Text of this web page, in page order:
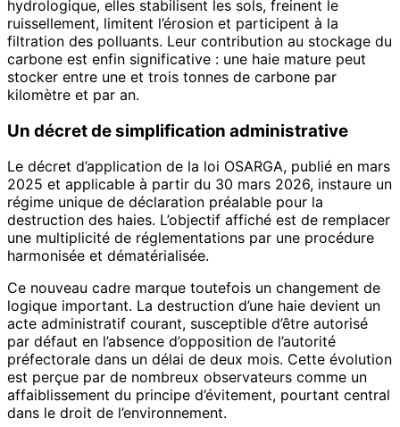
hydrologique, elles stabilisent les sols, freinent le
ruissellement, limitent l’érosion et participent à la
filtration des polluants. Leur contribution au stockage du
carbone est enfin significative : une haie mature peut
stocker entre une et trois tonnes de carbone par
kilomètre et par an.
Un décret de simplification administrative
Le décret d’application de la loi OSARGA, publié en mars
2025 et applicable à partir du 30 mars 2026, instaure un
régime unique de déclaration préalable pour la
destruction des haies. L’objectif affiché est de remplacer
une multiplicité de réglementations par une procédure
harmonisée et dématérialisée.
Ce nouveau cadre marque toutefois un changement de
logique important. La destruction d’une haie devient un
acte administratif courant, susceptible d’être autorisé
par défaut en l’absence d’opposition de l’autorité
préfectorale dans un délai de deux mois. Cette évolution
est perçue par de nombreux observateurs comme un
affaiblissement du principe d’évitement, pourtant central
dans le droit de l’environnement.